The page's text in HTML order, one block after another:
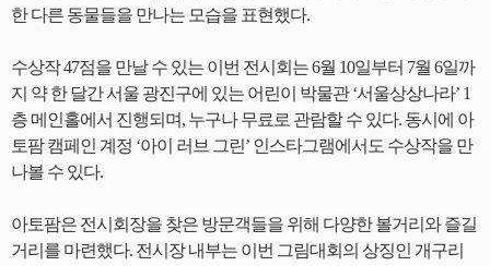
한 다른 동물들을 만나는 모습을 표현했다.
수상작 47점을 만날 수 있는 이번 전시회는 6월 10일부터 7월 6일까
지 약 한 달간 서울 광진구에 있는 어린이 박물관 ‘서울상상나라’ 1
층 메인홀에서 진행되며, 누구나 무료로 관람할 수 있다. 동시에 아
토팜 캠페인 계정 ‘아이 러브 그린’ 인스타그램에서도 수상작을 만
나볼 수 있다.
아토팜은 전시회장을 찾은 방문객들을 위해 다양한 볼거리와 즐길
거리를 마련했다. 전시장 내부는 이번 그림대회의 상징인 개구리